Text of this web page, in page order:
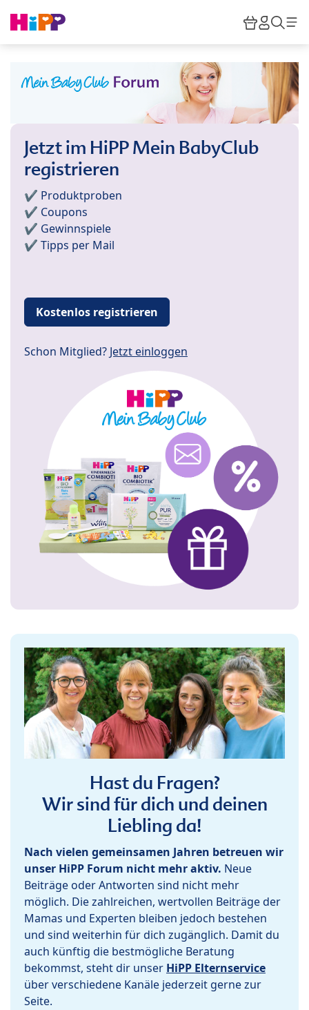
HiPP
Jetzt im HiPP Mein BabyClub
registrieren
✔️ Produktproben
✔️ Coupons
✔️ Gewinnspiele
✔️ Tipps per Mail
Kostenlos registrieren
Schon Mitglied? Jetzt einloggen
Hast du Fragen?
Wir sind für dich und deinen
Liebling da!
Nach vielen gemeinsamen Jahren betreuen wir
unser HiPP Forum nicht mehr aktiv. Neue
Beiträge oder Antworten sind nicht mehr
möglich. Die zahlreichen, wertvollen Beiträge der
Mamas und Experten bleiben jedoch bestehen
und sind weiterhin für dich zugänglich. Damit du
auch künftig die bestmögliche Beratung
bekommst, steht dir unser HiPP Elternservice
über verschiedene Kanäle jederzeit gerne zur
Seite.